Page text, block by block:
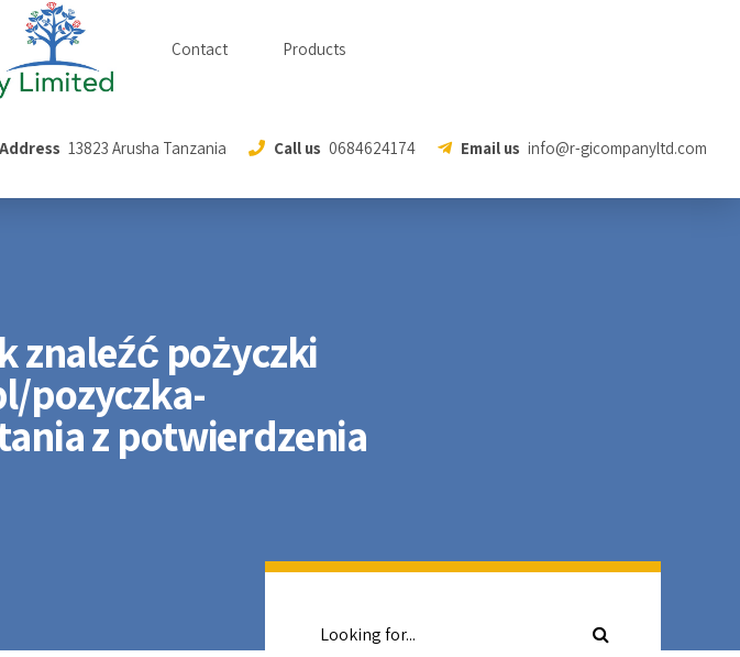
Address 13823 Arusha Tanzania Call us 0684624174 Email us info@r-gicompanyltd.com
Contact Products
znaleźć pożyczki
pozyczka-
z potwierdzenia